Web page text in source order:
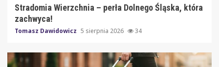
Stradomia Wierzchnia – perła Dolnego Śląska, która
zachwyca!
Tomasz Dawidowicz 5 sierpnia 2026 34